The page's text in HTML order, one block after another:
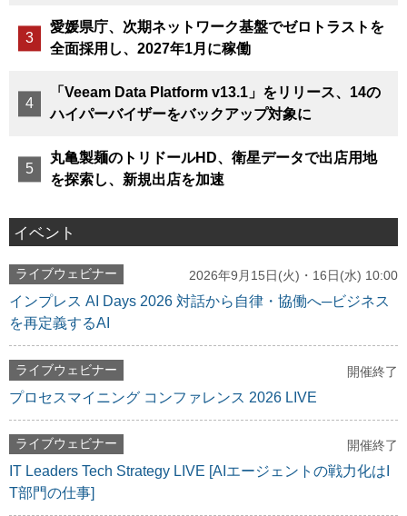
愛媛県庁、次期ネットワーク基盤でゼロトラストを
全面採用し、2027年1月に稼働
「Veeam Data Platform v13.1」をリリース、14の
ハイパーバイザーをバックアップ対象に
丸亀製麺のトリドールHD、衛星データで出店用地
を探索し、新規出店を加速
イベント
ライブウェビナー 2026年9月15日(火)・16日(水) 10:00
インプレス AI Days 2026 対話から自律・協働へ─ビジネス
を再定義するAI
ライブウェビナー 開催終了
プロセスマイニング コンファレンス 2026 LIVE
ライブウェビナー 開催終了
IT Leaders Tech Strategy LIVE [AIエージェントの戦力化はI
T部門の仕事]